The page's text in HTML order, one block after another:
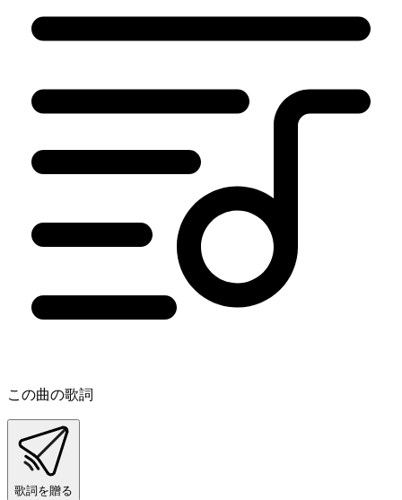
この曲の歌詞
歌詞を贈る